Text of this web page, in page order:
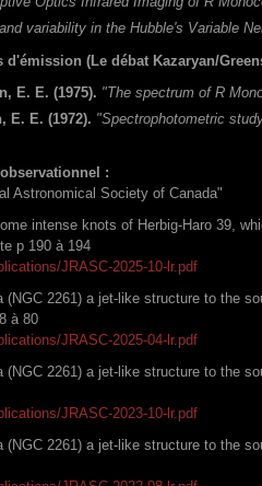
variability in the Hubble's Variable
(Le débat Kazaryan/
E. E. (1975). "The spectrum of R
E. E. (1972). "Spectrophotometric
:
Astronomical Society of Canada"
intense knots of Herbig-Haro 39,
p 190 à 194
JRASC-2025-10-lr.pdf
2261) a jet-like structure to the
à 80
JRASC-2025-04-lr.pdf
2261) a jet-like structure to the
JRASC-2023-10-lr.pdf
2261) a jet-like structure to the